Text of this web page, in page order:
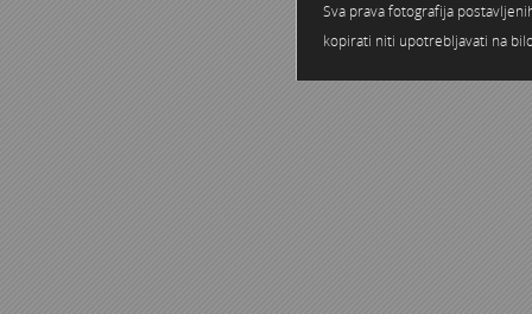
Sva prava fotografija
kopirati niti upotrebljavati na bilo